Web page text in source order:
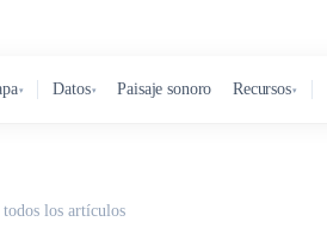
▾ Datos▾ Paisaje sonoro Recursos▾
todos los artículos